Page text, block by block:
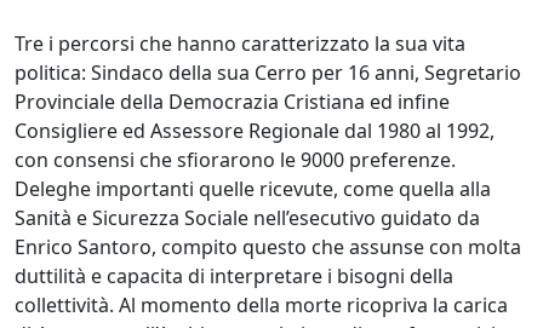
Tre i percorsi che hanno caratterizzato la sua vita
politica: Sindaco della sua Cerro per 16 anni, Segretario
Provinciale della Democrazia Cristiana ed infine
Consigliere ed Assessore Regionale dal 1980 al 1992,
con consensi che sfiorarono le 9000 preferenze.
Deleghe importanti quelle ricevute, come quella alla
Sanità e Sicurezza Sociale nell’esecutivo guidato da
Enrico Santoro, compito questo che assunse con molta
duttilità e capacita di interpretare i bisogni della
collettività. Al momento della morte ricopriva la carica